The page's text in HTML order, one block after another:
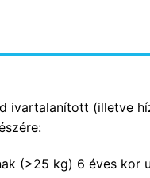
ivartalanított (illetve
(>25 kg) 6 éves kor